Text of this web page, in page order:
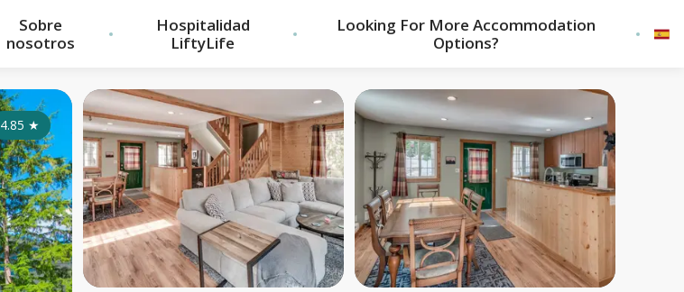
Sobre
nosotros
Hospitalidad
LiftyLife
Looking For More Accommodation
Options?
4.85 ★